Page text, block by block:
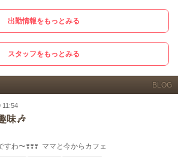
出勤情報をもっとみる
スタッフをもっとみる
BLOG
11:54
味‪🎶‬
すわ〜❣️❣️❣️ ママと今からカフェ